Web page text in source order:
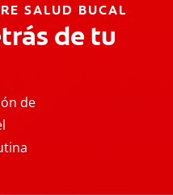
SALUD BUCAL
de tu
de